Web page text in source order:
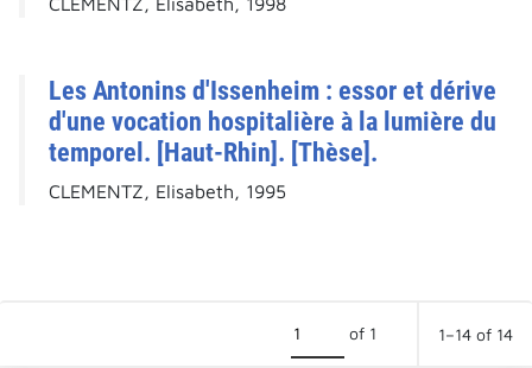
Les Antonins d'Issenheim : essor et dérive
d'une vocation hospitalière à la lumière du
temporel. [Haut-Rhin]. [Thèse].
CLEMENTZ, Elisabeth, 1995
of 1 1–14 of 14